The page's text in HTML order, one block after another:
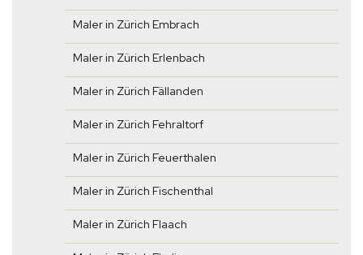
Maler in Zürich Embrach
Maler in Zürich Erlenbach
Maler in Zürich Fällanden
Maler in Zürich Fehraltorf
Maler in Zürich Feuerthalen
Maler in Zürich Fischenthal
Maler in Zürich Flaach